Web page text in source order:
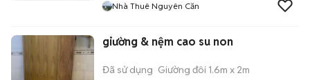
Nhà Thuê Nguyên Căn
giường & nệm cao su non
Đã sử dụng Giường đôi 1.6m x 2m